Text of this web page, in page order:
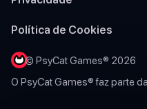
Política de Cookies
© PsyCat Games® 2026
O PsyCat Games® faz parte